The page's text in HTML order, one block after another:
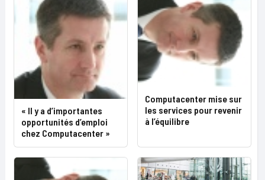
« Il y a d’importantes
opportunités d’emploi
chez Computacenter »
Computacenter mise sur
les services pour revenir
à l’équilibre